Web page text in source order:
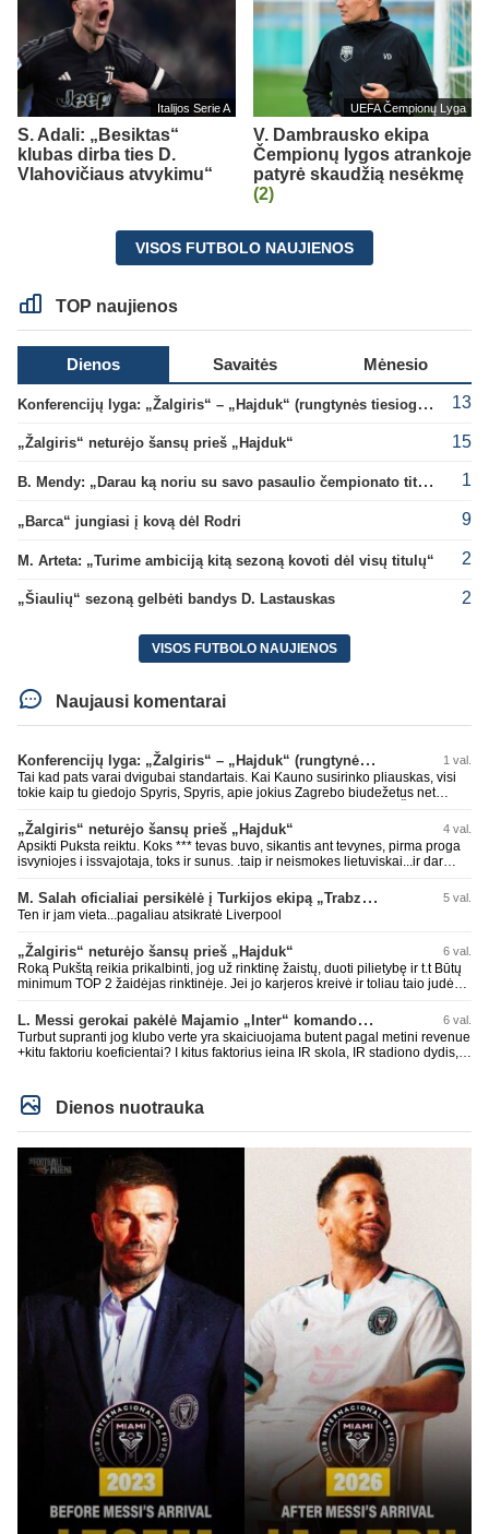
Italijos Serie A
S. Adali: „Besiktas“
klubas dirba ties D.
Vlahovičiaus atvykimu“
UEFA Čempionų Lyga
V. Dambrausko ekipa
Čempionų lygos atrankoje
patyrė skaudžią nesėkmę
(2)
VISOS FUTBOLO NAUJIENOS
TOP naujienos
Dienos Savaitės Mėnesio
Konferencijų lyga: „Žalgiris“ – „Hajduk“ (rungtynės tiesiogiai) 13
„Žalgiris“ neturėjo šansų prieš „Hajduk“ 15
B. Mendy: „Darau ką noriu su savo pasaulio čempionato titulu“ 1
„Barca“ jungiasi į kovą dėl Rodri 9
M. Arteta: „Turime ambiciją kitą sezoną kovoti dėl visų titulų“ 2
„Šiaulių“ sezoną gelbėti bandys D. Lastauskas 2
VISOS FUTBOLO NAUJIENOS
Naujausi komentarai
Konferencijų lyga: „Žalgiris“ – „Hajduk“ (rungtynės tiesiogiai) 1 val.
Tai kad pats varai dvigubai standartais. Kai Kauno susirinko pliauskas, visi
tokie kaip tu giedojo Spyris, Spyris, apie jokius Zagrebo biudežetus net
daug didesnis. Tfu ant tokių.
„Žalgiris“ neturėjo šansų prieš „Hajduk“ 4 val.
Apsikti Puksta reiktu. Koks *** tevas buvo, sikantis ant tevynes, pirma proga
isvyniojes i issvajotaja, toks ir sunus. .taip ir neismokes lietuviskai...ir dar
laurynas ikalbins
M. Salah oficialiai persikėlė į Turkijos ekipą „Trabzonspor“ 5 val.
Ten ir jam vieta...pagaliau atsikratė Liverpool
„Žalgiris“ neturėjo šansų prieš „Hajduk“ 6 val.
Roką Pukštą reikia prikalbinti, jog už rinktinę žaistų, duoti pilietybę ir t.t Būtų
minimum TOP 2 žaidėjas rinktinėje. Jei jo karjeros kreivė ir toliau taio judės,
L. Messi gerokai pakėlė Majamio „Inter“ komandos vertę 6 val.
Turbut supranti jog klubo verte yra skaiciuojama butent pagal metini revenue
+kitu faktoriu koeficientai? I kitus faktorius ieina IR skola, IR stadiono dydis,
milzinisko klubo vertes suoli siemet. Be to, tie 200 pamineti cia yra visiskai
on-point, jeigu jau musu mylimas D. prasneko apie klubo vertes kelima, arba
CR atveju - numusima.
Dienos nuotrauka